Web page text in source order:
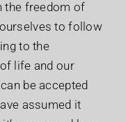
the freedom of
ourselves to follow
to the
life and our
be accepted
assumed it